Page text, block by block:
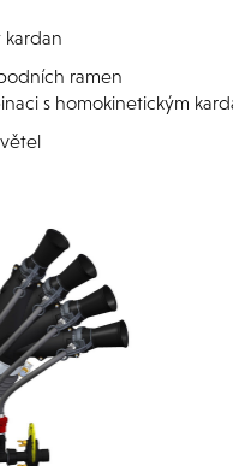
kardan
ramen
s homokinetickým